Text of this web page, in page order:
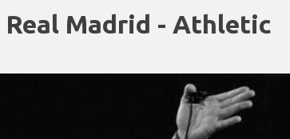
Madrid - Athletic